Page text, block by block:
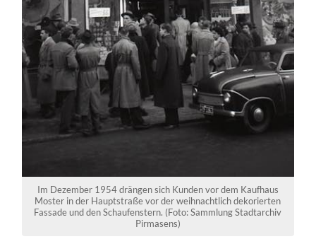
Im Dezember 1954 drängen sich Kunden vor dem Kaufhaus
Moster in der Hauptstraße vor der weihnachtlich dekorierten
Fassade und den Schaufenstern. (Foto: Sammlung Stadtarchiv
Pirmasens)